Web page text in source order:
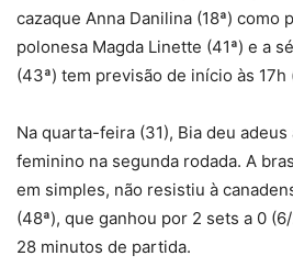
cazaque Anna Danilina (18ª) como
polonesa Magda Linette (41ª) e a
(43ª) tem previsão de início às
Na quarta-feira (31), Bia deu
feminino na segunda rodada. A
em simples, não resistiu à
(48ª), que ganhou por 2 sets a 0
28 minutos de partida.